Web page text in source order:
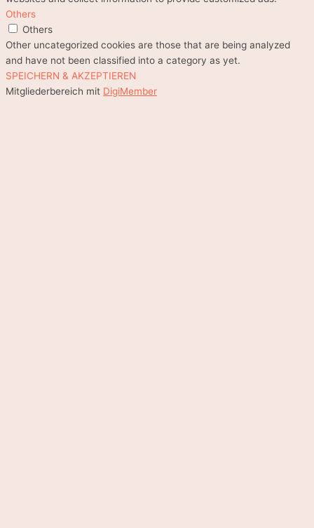
Others
Others
Other uncategorized cookies are those that are being analyzed
and have not been classified into a category as yet.
SPEICHERN & AKZEPTIEREN
Mitgliederbereich mit DigiMember